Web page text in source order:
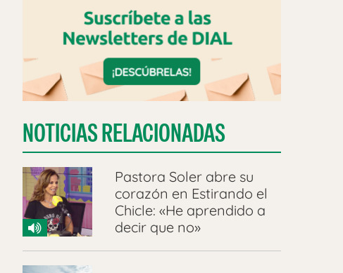
NOTICIAS RELACIONADAS
Pastora Soler abre su
corazón en Estirando el
Chicle: «He aprendido a
decir que no»